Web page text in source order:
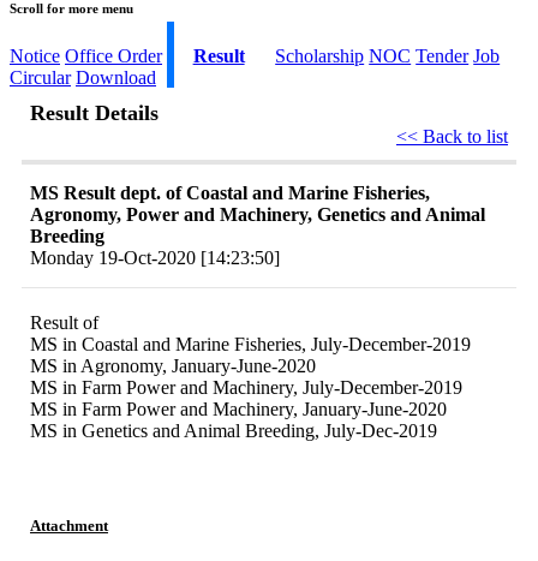
Scroll for more menu
Notice Office Order Result Scholarship NOC Tender Job
Circular Download
Result Details
<< Back to list
MS Result dept. of Coastal and Marine Fisheries,
Agronomy, Power and Machinery, Genetics and Animal
Breeding
Monday 19-Oct-2020 [14:23:50]
Result of
MS in Coastal and Marine Fisheries, July-December-2019
MS in Agronomy, January-June-2020
MS in Farm Power and Machinery, July-December-2019
MS in Farm Power and Machinery, January-June-2020
MS in Genetics and Animal Breeding, July-Dec-2019
Attachment